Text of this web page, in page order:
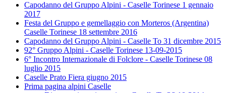
Capodanno del Gruppo Alpini - Caselle Torinese 1 gennaio
2017
Festa del Gruppo e gemellaggio con Morteros (Argentina)
Caselle Torinese 18 settembre 2016
Capodanno del Gruppo Alpini - Caselle To 31 dicembre 2015
92° Gruppo Alpini - Caselle Torinese 13-09-2015
6° Incontro Internazionale di Folclore - Caselle Torinese 08
luglio 2015
Caselle Prato Fiera giugno 2015
Prima pagina alpini Caselle